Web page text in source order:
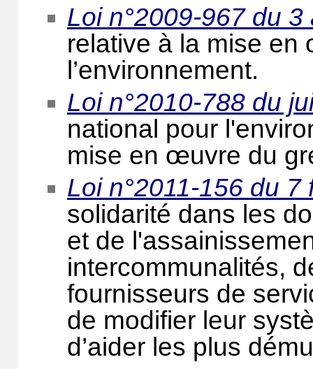
Loi n°2009-967 du 3
relative à la mise
l’environnement.
Loi n°2010-788 du
national pour
mise en œuvre du
Loi n°2011-156 du 7
solidarité dans les
et de
intercommunalités,
fournisseurs de
de modifier leur
d’aider les plus